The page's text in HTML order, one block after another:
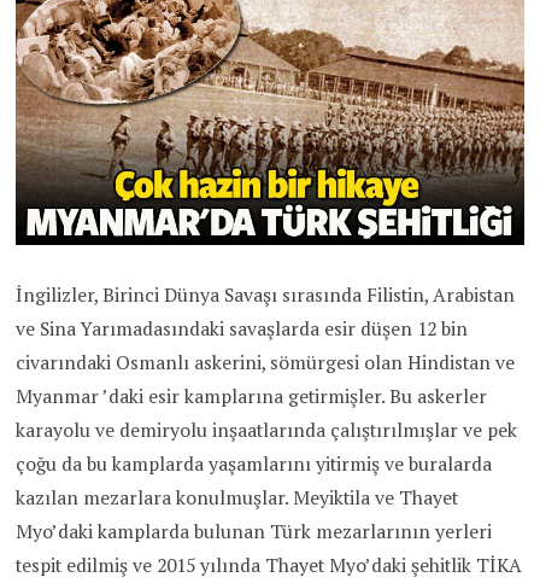
İngilizler, Birinci Dünya Savaşı sırasında Filistin, Arabistan
ve Sina Yarımadasındaki savaşlarda esir düşen 12 bin
civarındaki Osmanlı askerini, sömürgesi olan Hindistan ve
Myanmar ’daki esir kamplarına getirmişler. Bu askerler
karayolu ve demiryolu inşaatlarında çalıştırılmışlar ve pek
çoğu da bu kamplarda yaşamlarını yitirmiş ve buralarda
kazılan mezarlara konulmuşlar. Meyiktila ve Thayet
Myo’daki kamplarda bulunan Türk mezarlarının yerleri
tespit edilmiş ve 2015 yılında Thayet Myo’daki şehitlik TİKA